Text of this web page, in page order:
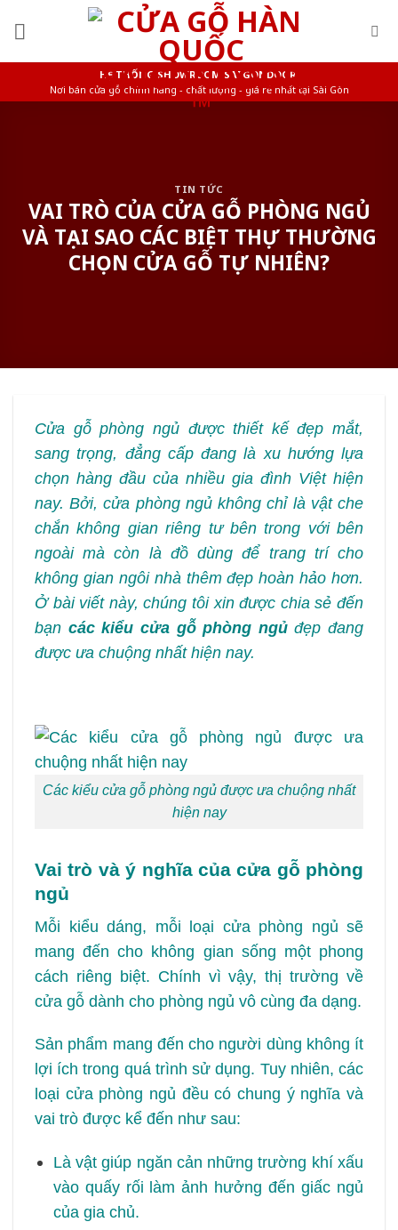
HỆ THỐNG SHOWROOM SAIGONDOOR
Nơi bán cửa gỗ chính hãng - chất lượng - giá rẻ nhất tại Sài Gòn
TIN TỨC
VAI TRÒ CỦA CỬA GỖ PHÒNG NGỦ
VÀ TẠI SAO CÁC BIỆT THỰ THƯỜNG
CHỌN CỬA GỖ TỰ NHIÊN?
Cửa gỗ phòng ngủ được thiết kế đẹp mắt,
sang trọng, đẳng cấp đang là xu hướng lựa
chọn hàng đầu của nhiều gia đình Việt hiện
nay. Bởi, cửa phòng ngủ không chỉ là vật che
chắn không gian riêng tư bên trong với bên
ngoài mà còn là đồ dùng để trang trí cho
không gian ngôi nhà thêm đẹp hoàn hảo hơn.
Ở bài viết này, chúng tôi xin được chia sẻ đến
bạn các kiểu cửa gỗ phòng ngủđẹp đang
được ưa chuộng nhất hiện nay.
Các kiểu cửa gỗ phòng ngủ được ưa chuộng nhất
hiện nay
Vai trò và ý nghĩa của cửa gỗ phòng
ngủ
Mỗi kiểu dáng, mỗi loại cửa phòng ngủ sẽ
mang đến cho không gian sống một phong
cách riêng biệt. Chính vì vậy, thị trường về
cửa gỗ dành cho phòng ngủ vô cùng đa dạng.
Sản phẩm mang đến cho người dùng không ít
lợi ích trong quá trình sử dụng. Tuy nhiên, các
loại cửa phòng ngủ đều có chung ý nghĩa và
vai trò được kể đến như sau:
Là vật giúp ngăn cản những trường khí xấu
vào quấy rối làm ảnh hưởng đến giấc ngủ
của gia chủ.